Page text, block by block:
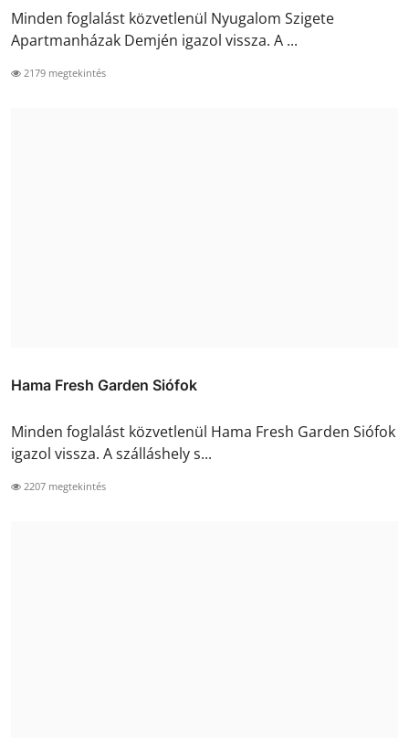
Minden foglalást közvetlenül Nyugalom Szigete
Apartmanházak Demjén igazol vissza. A ...
2179 megtekintés
Hama Fresh Garden Siófok
Minden foglalást közvetlenül Hama Fresh Garden Siófok
igazol vissza. A szálláshely s...
2207 megtekintés